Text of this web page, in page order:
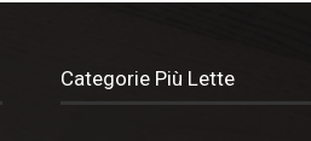
Categorie Più Lette